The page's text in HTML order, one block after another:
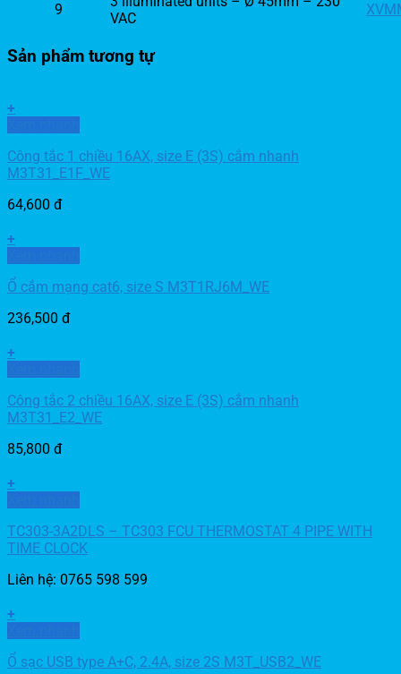
9
VAC
Sản phẩm tương tự
+
Công tắc 1 chiều 16AX, size E (3S) cắm nhanh
M3T31_E1F_WE
64,600 đ
+
Ổ cắm mạng cat6, size S M3T1RJ6M_WE
236,500 đ
+
Công tắc 2 chiều 16AX, size E (3S) cắm nhanh
M3T31_E2_WE
85,800 đ
+
TC303-3A2DLS – TC303 FCU THERMOSTAT 4 PIPE WITH
TIME CLOCK
Liên hệ: 0765 598 599
+
Ổ sạc USB type A+C, 2.4A, size 2S M3T_USB2_WE